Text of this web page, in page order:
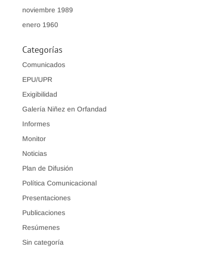
noviembre 1989
enero 1960
Categorías
Comunicados
EPU/UPR
Exigibilidad
Galería Niñez en Orfandad
Informes
Monitor
Noticias
Plan de Difusión
Política Comunicacional
Presentaciones
Publicaciones
Resúmenes
Sin categoría